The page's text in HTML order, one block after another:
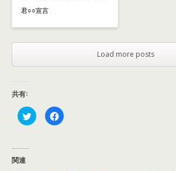
君○○宣言
Load more posts
共有:
ク
リ
F
a
関連